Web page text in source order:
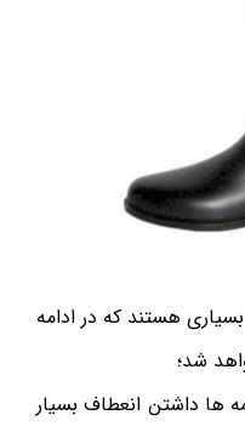
هستند که در ادامه
شد؛
ها داشتن انعطاف بسیار